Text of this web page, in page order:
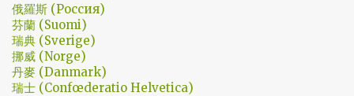
俄羅斯 (Россия)
芬蘭 (Suomi)
瑞典 (Sverige)
挪威 (Norge)
丹麥 (Danmark)
瑞士 (Confœderatio Helvetica)